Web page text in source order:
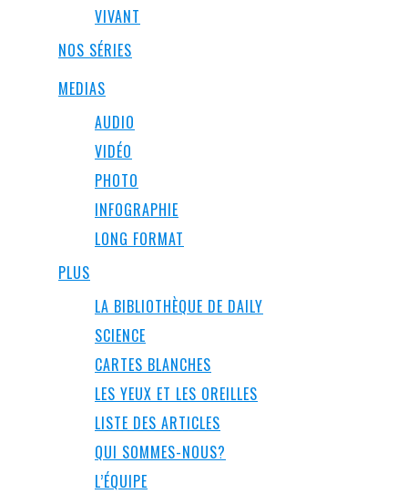
VIVANT
NOS SÉRIES
MEDIAS
AUDIO
VIDÉO
PHOTO
INFOGRAPHIE
LONG FORMAT
PLUS
LA BIBLIOTHÈQUE DE DAILY
SCIENCE
CARTES BLANCHES
LES YEUX ET LES OREILLES
LISTE DES ARTICLES
QUI SOMMES-NOUS?
L’ÉQUIPE